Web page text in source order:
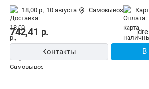
установка внутри помещения, монтаж
щита (ящика): сталь, 12 модулей, степень
ВхШхГ: 63.5x60x35 см
18,00 р., 10 августа Самовывоз
742,41 р.
Контакты В